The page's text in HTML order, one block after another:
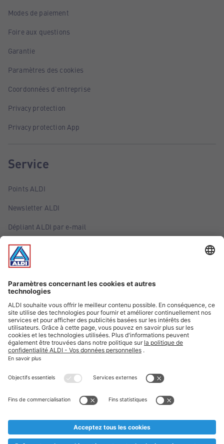
Modes de paiement
Foire aux questions
Garantie
Paramètres des cookies
Coordonnées d'entreprise
Privacy protection
Privacy protection App
Service
Points ALDI
Newsletter ALDI
Dépliant ALDI par e-mail
Offres
Infos essentielles
Suivez ALDI Belgique
Textes marqués d'un astérisque et mentions légales
* Nous vendons ces articles temporairement et jusqu'à
au cas où, malgré le planning bien étudié, nous serions
prématurément en rupture de stock. Prix Recupel et TVA incl.
** Sur ce site, l’utilisation de la forme masculine a été adoptée